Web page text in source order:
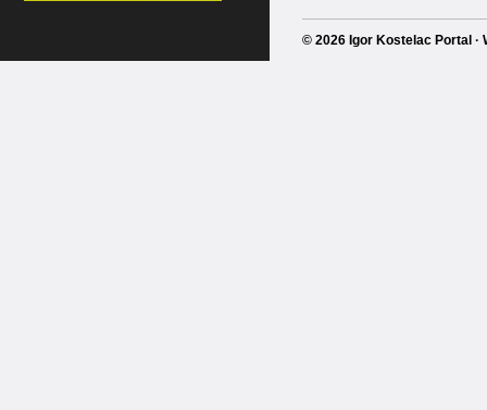
© 2026 Igor Kostelac Portal